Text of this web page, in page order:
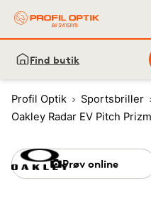
Find butik
Profil Optik Sportsbriller
Oakley Radar EV Pitch
Prøv online